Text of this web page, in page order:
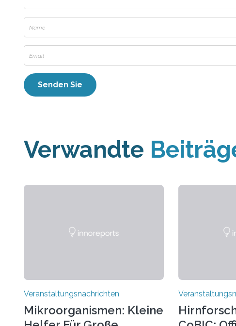
Verwandte
Veranstaltungsnachrichten
Mikroorganismen: Kleine